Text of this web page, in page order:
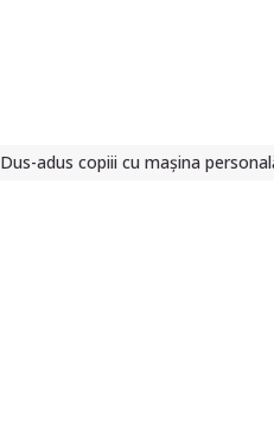
Dus-adus copiii cu mașina